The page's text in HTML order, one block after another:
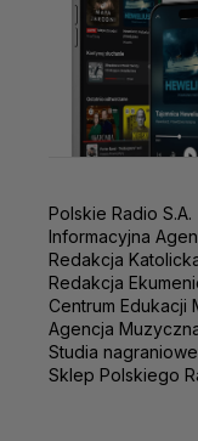
Polskie Radio S.A.
Informacyjna
Redakcja
Redakcja
Centrum Edukacji
Agencja
Studia
Sklep Polskiego